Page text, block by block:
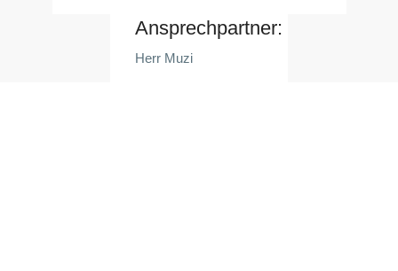
Ansprechpartner:
Herr Muzi